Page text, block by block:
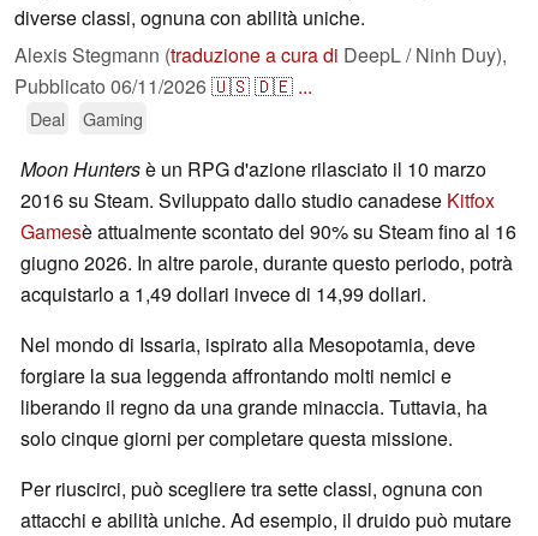
diverse classi, ognuna con abilità uniche.
Alexis Stegmann (traduzione a cura di DeepL / Ninh Duy),
Pubblicato 06/11/2026🇺🇸🇩🇪 ...
Deal Gaming
Moon Huntersè un RPG d'azione rilasciato il 10 marzo
2016 su Steam. Sviluppato dallo studio canadese Kitfox
Gamesè attualmente scontato del 90% su Steam fino al 16
giugno 2026. In altre parole, durante questo periodo, potrà
acquistarlo a 1,49 dollari invece di 14,99 dollari.
Nel mondo di Issaria, ispirato alla Mesopotamia, deve
forgiare la sua leggenda affrontando molti nemici e
liberando il regno da una grande minaccia. Tuttavia, ha
solo cinque giorni per completare questa missione.
Per riuscirci, può scegliere tra sette classi, ognuna con
attacchi e abilità uniche. Ad esempio, il druido può mutare